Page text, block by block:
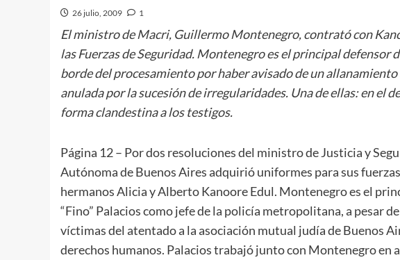
26 julio, 2009 1
El ministro de Macri, Guillermo Montenegro, contrató con
las Fuerzas de Seguridad. Montenegro es el principal defensor
borde del procesamiento por haber avisado de un
anulada por la sucesión de irregularidades. Una de ellas: en el
forma clandestina a los testigos.
Página 12– Por dos resoluciones del ministro de Justicia y
Autónoma de Buenos Aires adquirió uniformes para sus
hermanos Alicia y Alberto Kanoore Edul. Montenegro es el
“Fino” Palacios como jefe de la policía metropolitana, a pesar
víctimas del atentado a la asociación mutual judía de Buenos
derechos humanos. Palacios trabajó junto con Montenegro en